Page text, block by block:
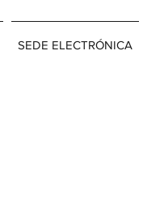
SEDE ELECTRÓNICA